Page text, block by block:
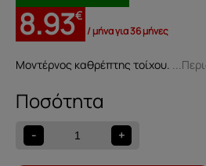
8.93€
/ μήνα για 36 μήνες
Μοντέρνος καθρέπτης τοίχου.
-
Καθρέπτης
Mosaic
ποσότητα
+